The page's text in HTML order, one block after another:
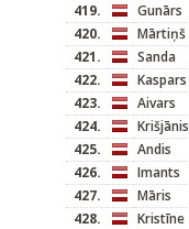
419.
Gunārs
420.
Mārtiņš
421.
Sanda
422.
Kaspars
423.
Aivars
424.
Krišjānis
425.
Andis
426.
Imants
427.
Māris
428.
Kristīne